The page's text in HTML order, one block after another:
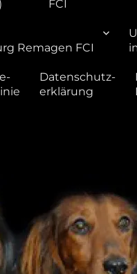
FCI
Remagen FCI
Datenschutz-
erklärung